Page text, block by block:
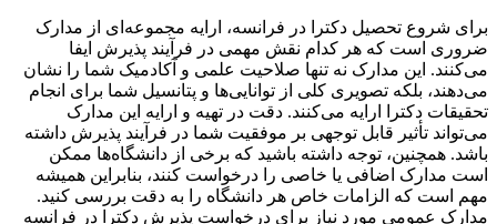
برای شروع تحصیل دکترا در فرانسه، ارایه مجموعه‌ای از مدارک
ضروری است که هر کدام نقش مهمی در فرآیند پذیرش ایفا
می‌کنند. این مدارک نه تنها صلاحیت علمی و آکادمیک شما را نشان
می‌دهند، بلکه تصویری کلی از توانایی‌ها و پتانسیل شما برای انجام
تحقیقات دکترا ارایه می‌کنند. دقت در تهیه و ارایه این مدارک
می‌تواند تأثیر قابل توجهی بر موفقیت شما در فرآیند پذیرش داشته
باشد. همچنین، توجه داشته باشید که برخی از دانشگاه‌ها ممکن
است مدارک اضافی یا خاصی را درخواست کنند، بنابراین همیشه
مهم است که الزامات خاص هر دانشگاه را به دقت بررسی کنید.
مدارک عمومی مورد نیاز برای درخواست پذیرش دکترا در فرانسه